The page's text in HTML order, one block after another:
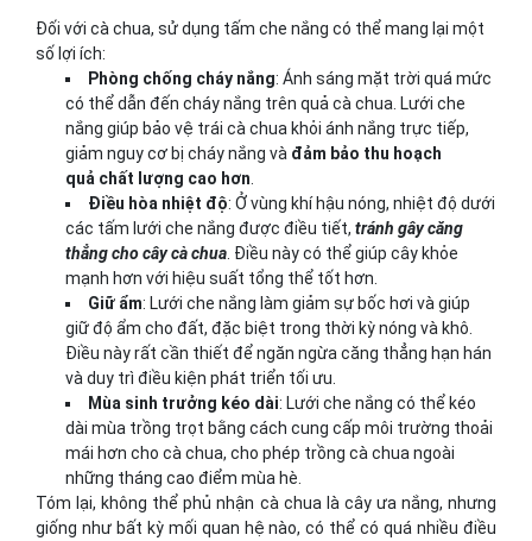
Đối với cà chua, sử dụng tấm che nắng có thể mang lại một
số lợi ích:
Phòng chống cháy nắng: Ánh sáng mặt trời quá mức
có thể dẫn đến cháy nắng trên quả cà chua. Lưới che
nắng giúp bảo vệ trái cà chua khỏi ánh nắng trực tiếp,
giảm nguy cơ bị cháy nắng và đảm bảo thu hoạch
quả chất lượng cao hơn
Điều hòa nhiệt độ: Ở vùng khí hậu nóng, nhiệt độ dưới
các tấm lưới che nắng được điều tiết, tránh gây căng
thẳng cho cây cà chua . Điều này có thể giúp cây khỏe
mạnh hơn với hiệu suất tổng thể tốt hơn.
Giữ ẩm: Lưới che nắng làm giảm sự bốc hơi và giúp
giữ độ ẩm cho đất, đặc biệt trong thời kỳ nóng và khô.
Điều này rất cần thiết để ngăn ngừa căng thẳng hạn hán
và duy trì điều kiện phát triển tối ưu.
Mùa sinh trưởng kéo dài: Lưới che nắng có thể kéo
dài mùa trồng trọt bằng cách cung cấp môi trường thoải
mái hơn cho cà chua, cho phép trồng cà chua ngoài
những tháng cao điểm mùa hè.
Tóm lại, không thể phủ nhận cà chua là cây ưa nắng, nhưng
giống như bất kỳ mối quan hệ nào, có thể có quá nhiều điều